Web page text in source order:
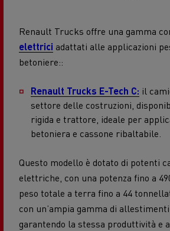
Renault Trucks offre una gamma
elettrici adattati alle applicazioni
betoniere::
Renault Trucks E-Tech C: il
settore delle costruzioni,
rigida e trattore, ideale per
betoniera e cassone ribaltabile.
Questo modello è dotato di potenti
elettriche, con una potenza fino a
peso totale a terra fino a 44
con un’ampia gamma di
garantendo la stessa produttività e